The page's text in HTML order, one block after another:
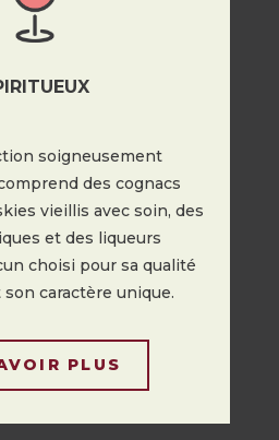
soigneusement
des cognacs
vieillis avec soin, des
et des liqueurs
choisi pour sa qualité
caractère unique.
PLUS